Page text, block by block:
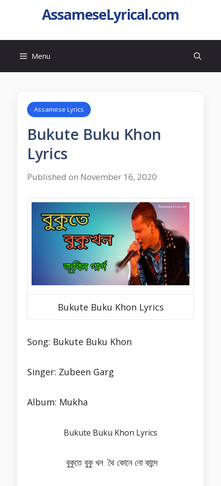
AssameseLyrical.com
Menu
Assamese Lyrics
Bukute Buku Khon
Lyrics
Published on November 16, 2020
Bukute Buku Khon Lyrics
Song: Bukute Buku Khon
Singer: Zubeen Garg
Album: Mukha
Bukute Buku Khon Lyrics
বুকুতে বুকু খন থৈ কোনে নো কান্দে